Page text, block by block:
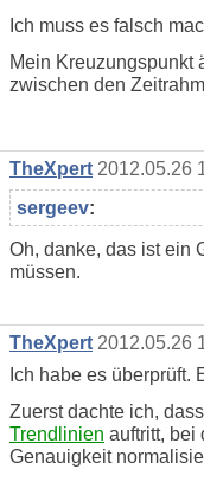
Ich muss es falsch
Mein Kreuzungspunkt
zwischen den
TheXpert 2012.05.26
sergeev:
Oh, danke, das ist ein
müssen.
TheXpert 2012.05.26
Ich habe es überprüft.
Zuerst dachte ich,
Trendlinien auftritt, bei
Genauigkeit